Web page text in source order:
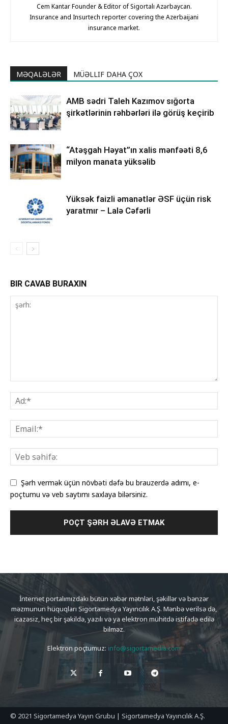
Cem Kantar Founder & Editor of Sigortalı Azərbaycan.
Insurance and Insurtech reporter covering the Azerbaijani
insurance market.
MƏQALƏLƏR MÜƏLLIF DAHA ÇOX
AMB sədri Taleh Kazımov sığorta
şirkətlərinin rəhbərləri ilə görüş keçirib
“Atəşgah Həyat”ın xalis mənfəəti 8,6
milyon manata yüksəlib
Yüksək faizli əmanətlər ƏSF üçün risk
yaratmır – Lalə Cəfərli
BIR CAVAB BURAXIN
Şərh vermək üçün növbəti dəfə bu brauzerdə adımı, e-
poçtumu və veb saytımı saxlaya bilərsiniz.
İnternet portalımızdakı bütün xəbər mətnləri, şəkillər və bənzər
məzmunun hüquqları Sigortamedya Yayıncılık A.Ş. Mənbə verilsə də,
icazəsiz, heç bir şəkildə, yazılı və ya elektron mühitdə istifadə edilə
bilməz.
Elektron poçtumuz: info@sigortamedia.com
© 2021 Sigortamedya Yayın Grubu | Sigortamedya Yayıncılık A.Ş.